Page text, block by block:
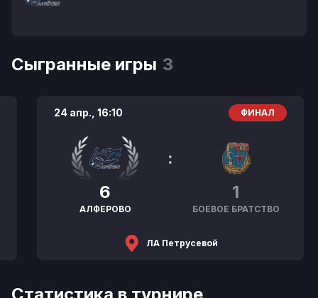
Сыгранные игры 3
24 апр., 16:10 ФИНАЛ
6
АЛФЕРОВО
:
1
БОЕВОЕ БРАТСТВО
ЛА Петрусевой